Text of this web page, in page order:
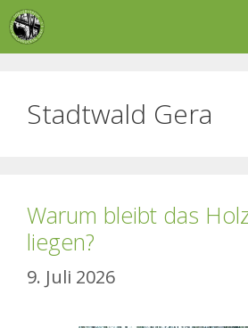
Zum
Inhalt
Stadtwald Gera
Warum bleibt das
liegen?
9. Juli 2026